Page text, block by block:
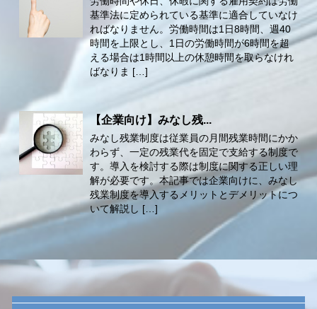
基準法に定められている基準に適合していなけ
ればなりません。労働時間は1日8時間、週40
時間を上限とし、1日の労働時間が6時間を超
える場合は1時間以上の休憩時間を取らなけれ
ばなりま […]
【企業向け】みなし残...
みなし残業制度は従業員の月間残業時間にかか
わらず、一定の残業代を固定で支給する制度で
す。導入を検討する際は制度に関する正しい理
解が必要です。本記事では企業向けに、みなし
残業制度を導入するメリットとデメリットにつ
いて解説し […]